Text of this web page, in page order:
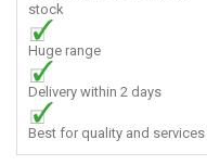
stock
Huge range
Delivery within 2 days
Best for quality and services